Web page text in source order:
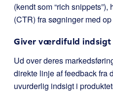
(kendt som “rich
(CTR) fra søgninger med
Giver værdifuld
Ud over deres
direkte linje af feedback fra
uvurderlig indsigt i